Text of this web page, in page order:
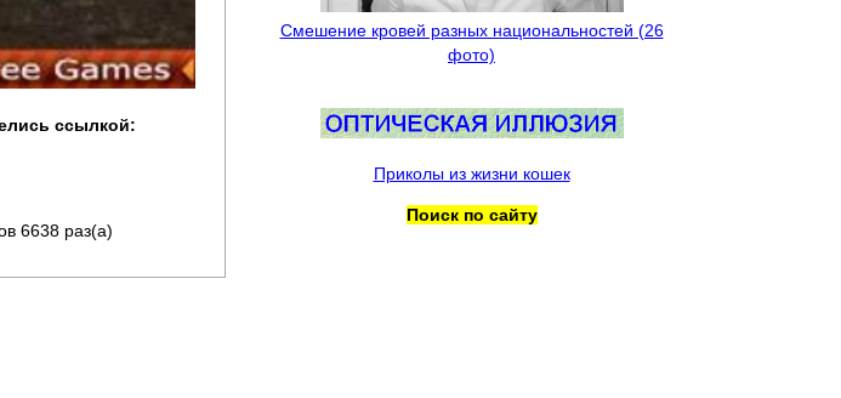
ссылкой:
6638 раз(а)
Смешение кровей разных национальностей (26
фото)
Приколы из жизни кошек
Поиск по сайту